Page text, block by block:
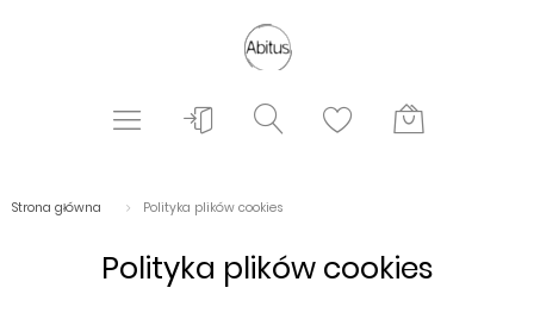
Strona główna Polityka plików cookies
Polityka plików cookies